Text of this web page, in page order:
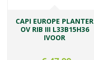
CAPI EUROPE PLANTER
OV RIB III L33B15H36
IVOOR